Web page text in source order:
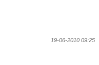
19-06-2010 09:25